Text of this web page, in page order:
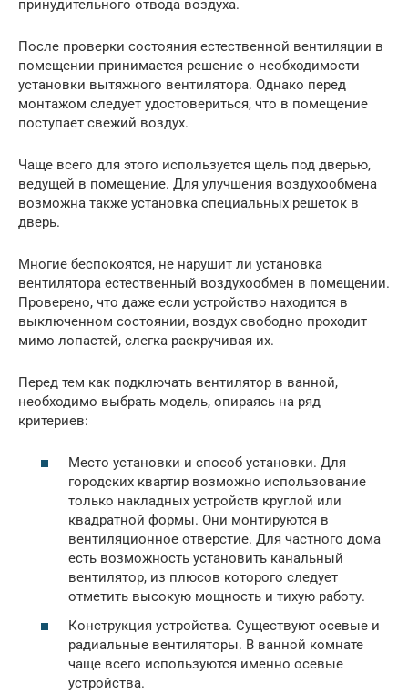
принудительного отвода воздуха.
После проверки состояния естественной вентиляции в
помещении принимается решение о необходимости
установки вытяжного вентилятора. Однако перед
монтажом следует удостовериться, что в помещение
поступает свежий воздух.
Чаще всего для этого используется щель под дверью,
ведущей в помещение. Для улучшения воздухообмена
возможна также установка специальных решеток в
дверь.
Многие беспокоятся, не нарушит ли установка
вентилятора естественный воздухообмен в помещении.
Проверено, что даже если устройство находится в
выключенном состоянии, воздух свободно проходит
мимо лопастей, слегка раскручивая их.
Перед тем как подключать вентилятор в ванной,
необходимо выбрать модель, опираясь на ряд
критериев:
Место установки и способ установки. Для
городских квартир возможно использование
только накладных устройств круглой или
квадратной формы. Они монтируются в
вентиляционное отверстие. Для частного дома
есть возможность установить канальный
вентилятор, из плюсов которого следует
отметить высокую мощность и тихую работу.
Конструкция устройства. Существуют осевые и
радиальные вентиляторы. В ванной комнате
чаще всего используются именно осевые
устройства.